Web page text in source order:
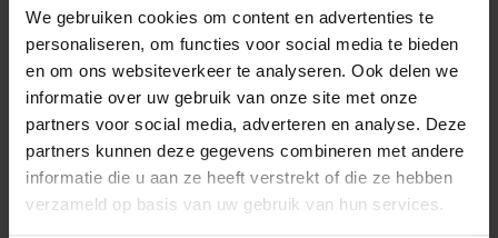
We gebruiken cookies om content en advertenties te
personaliseren, om functies voor social media te bieden
en om ons websiteverkeer te analyseren. Ook delen we
informatie over uw gebruik van onze site met onze
partners voor social media, adverteren en analyse. Deze
partners kunnen deze gegevens combineren met andere
informatie die u aan ze heeft verstrekt of die ze hebben
verzameld op basis van uw gebruik van hun services.